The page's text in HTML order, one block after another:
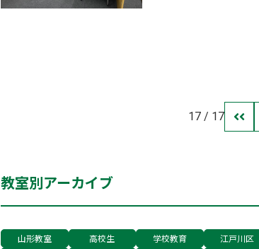
17 / 17
教室別アーカイブ
山形教室 高校生 学校教育 江戸川区